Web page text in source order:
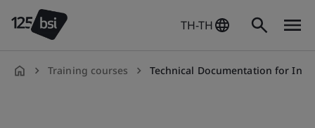
TH-TH
Training courses Technical Documentation for In Vitro